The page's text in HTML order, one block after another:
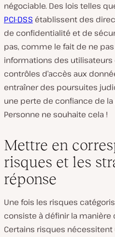
négociable. Des lois telles
PCI-DSS établissent des
de confidentialité et de
pas, comme le fait de ne
informations des utilisateurs
contrôles d’accès aux
entraîner des poursuites
une perte de confiance de
Personne ne souhaite cela !
Mettre en
risques et les
réponse
Une fois les risques
consiste à définir la manière
Certains risques